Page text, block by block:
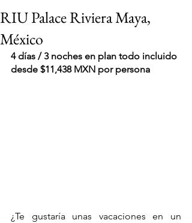
RIU Palace Riviera Maya,
México
4 días / 3 noches en plan todo incluido
desde $11,438 MXN por persona